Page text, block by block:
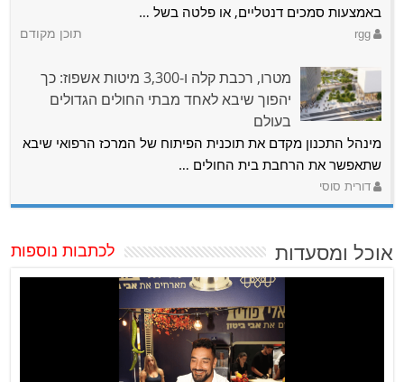
באמצעות סמכים דנטליים, או פלטה בשל …
rgg תוכן מקודם
מטרו, רכבת קלה ו-3,300 מיטות אשפוז: כך
יהפוך שיבא לאחד מבתי החולים הגדולים
בעולם
מינהל התכנון מקדם את תוכנית הפיתוח של המרכז הרפואי שיבא
שתאפשר את הרחבת בית החולים …
דורית סוסי
אוכל ומסעדות לכתבות נוספות